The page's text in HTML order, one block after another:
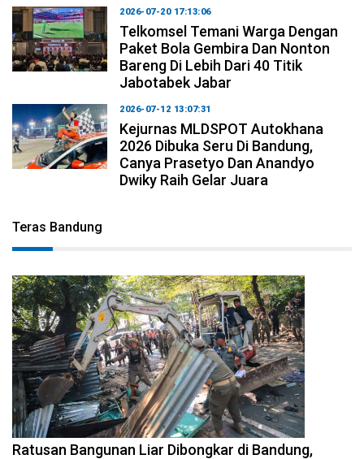
2026-07-20 17:13:06
Telkomsel Temani Warga Dengan
Paket Bola Gembira Dan Nonton
Bareng Di Lebih Dari 40 Titik
Jabotabek Jabar
2026-07-12 13:07:31
Kejurnas MLDSPOT Autokhana
2026 Dibuka Seru Di Bandung,
Canya Prasetyo Dan Anandyo
Dwiky Raih Gelar Juara
Teras Bandung
2026-08-06 17:34:08
Ratusan Bangunan Liar Dibongkar di Bandung,